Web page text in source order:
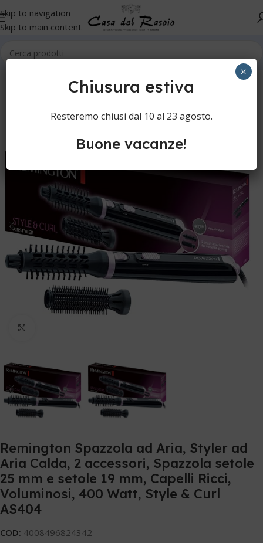
Skip to navigation
Skip to main content
Remington Spazzola ad Aria, Styler ad
Aria Calda, 2 accessori, Spazzola setole
25 mm e setole 19 mm, Capelli Ricci,
Voluminosi, 400 Watt, Style & Curl
AS404
COD: 4008496824342
Chiusura estiva
Resteremo chiusi dal 10 al 23 agosto.
Buone vacanze!
×